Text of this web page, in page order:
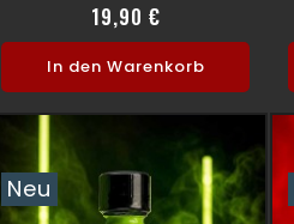
19,90 €Preis
In den Warenkorb
Neu